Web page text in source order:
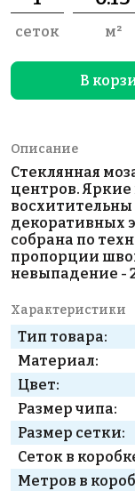
сеток м²
В
Описание
Стеклянная
центров. Яркие
декоративных
собрана по
пропорции
невыпадение -
Характеристики
Тип товара:
Материал:
Цвет:
Размер чипа:
Размер сетки:
Сеток в
Метров в